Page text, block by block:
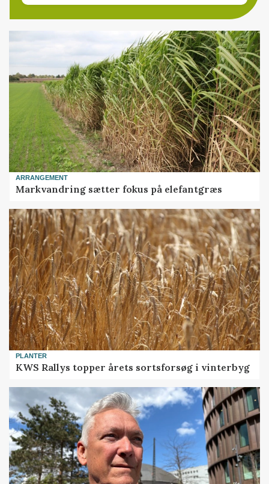
ARRANGEMENT
Markvandring sætter fokus på elefantgræs
PLANTER
KWS Rallys topper årets sortsforsøg i vinterbyg